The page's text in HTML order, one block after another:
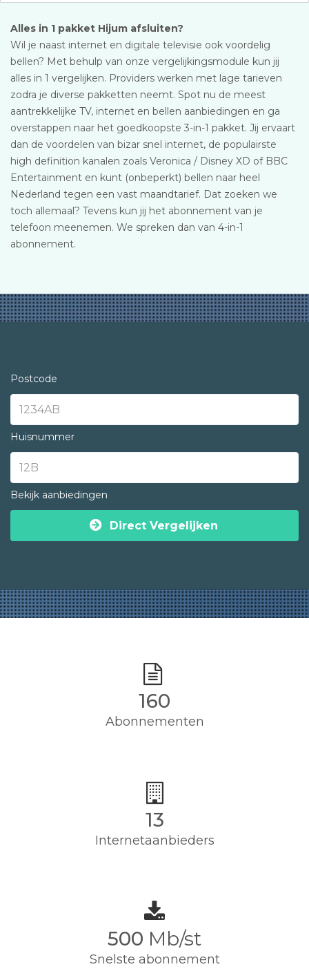
Alles in 1 pakket Hijum afsluiten?
Wil je naast internet en digitale televisie ook voordelig
bellen? Met behulp van onze vergelijkingsmodule kun jij
alles in 1 vergelijken. Providers werken met lage tarieven
zodra je diverse pakketten neemt. Spot nu de meest
aantrekkelijke TV, internet en bellen aanbiedingen en ga
overstappen naar het goedkoopste 3-in-1 pakket. Jij ervaart
dan de voordelen van bizar snel internet, de populairste
high definition kanalen zoals Veronica / Disney XD of BBC
Entertainment en kunt (onbeperkt) bellen naar heel
Nederland tegen een vast maandtarief. Dat zoeken we
toch allemaal? Tevens kun jij het abonnement van je
telefoon meenemen. We spreken dan van 4-in-1
abonnement.
Postcode
Huisnummer
Bekijk aanbiedingen
Direct Vergelijken
160
Abonnementen
13
Internetaanbieders
500 Mb/st
Snelste abonnement